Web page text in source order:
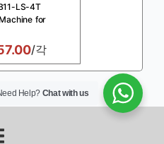
LS-4T
for
/각
Help? Chat with us